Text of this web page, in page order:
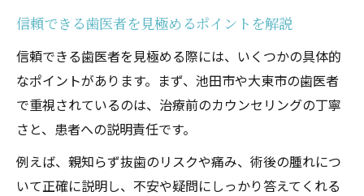
ト
治療時のストレスを減らす歯医者の配慮と
は
専門ケアが魅力の親知らず抜歯体験談
歯医者による親知らず抜歯体験談から学ぶ
安心感
専門ケアが充実した歯医者の実例を紹介
信頼できる歯医者を見極めるポイントを解説
信頼できる歯医者を見極める際には、いくつかの具体的
なポイントがあります。まず、池田市や大東市の歯医者
で重視されているのは、治療前のカウンセリングの丁寧
さと、患者への説明責任です。
例えば、親知らず抜歯のリスクや痛み、術後の腫れにつ
いて正確に説明し、不安や疑問にしっかり答えてくれる